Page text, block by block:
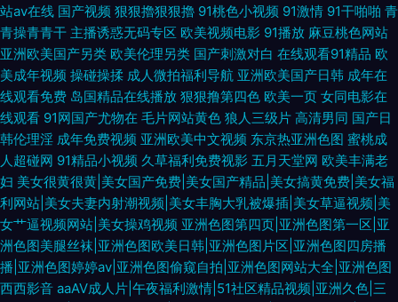
站av在线 国产视频 狠狠擼狠狠擼 91桃色小视频 91激情 91干啪啪 青
青操青青干 主播诱惑无码专区 欧美视频电影 91播放 麻豆桃色网站
亚洲欧美国产另类 欧美伦理另类 国产刺激对白 在线观看91精品 欧
美成年视频 操碰操揉 成人微拍福利导航 亚洲欧美国产日韩 成年在
线观看免费 岛国精品在线播放 狠狠撸第四色 欧美一页 女同电影在
线观看 91网国产尤物在 毛片网站黄色 狼人三级片 高清男同 国产日
韩伦理淫 成年免费视频 亚洲欧美中文视频 东京热亚洲色图 蜜桃成
人超碰网 91精品小视频 久草福利免费视影 五月天堂网 欧美丰满老
妇 美女很黄很黄|美女国产免费|美女国产精品|美女搞黄免费|美女福
利网站|美女夫妻内射潮视频|美女丰胸大乳被爆插|美女草逼视频|美
女艹逼视频网站|美女操鸡视频 亚洲色图第四页|亚洲色图第一区|亚
洲色图美腿丝袜|亚洲色图欧美日韩|亚洲色图片区|亚洲色图四房播
播|亚洲色图婷婷av|亚洲色图偷窥自拍|亚洲色图网站大全|亚洲色图
西西影音 aaAV成人片|午夜福利激情|51社区精品视频|亚洲久色|三